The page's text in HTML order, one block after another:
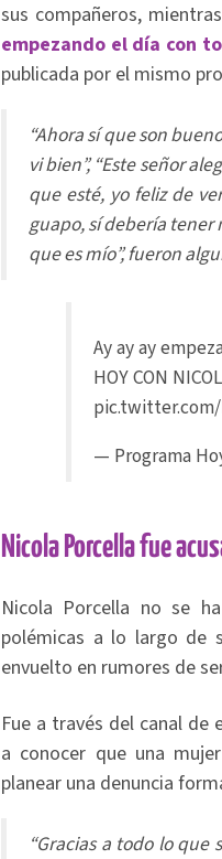
sus compañeros,
empezando el día con
publicada por el mismo
“Ahora sí que son
vi bien”, “Este señor
que esté, yo feliz de
guapo, sí debería tener
que es mío”, fueron
Ay ay ay
HOY CON
pic.twitter.com/
— Programa
Nicola Porcella fue
Nicola Porcella no se
polémicas a lo largo de
envuelto en rumores de
Fue a través del canal de
a conocer que una
planear una denuncia
“Gracias a todo lo